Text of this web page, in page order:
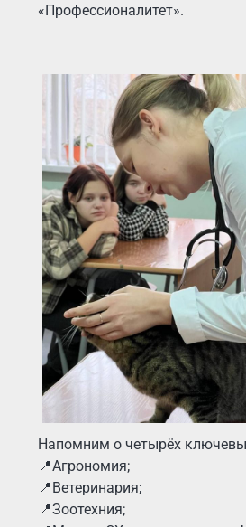
«Профессионалитет».
Напомним о четырёх
📍Агрономия;
📍Ветеринария;
📍Зоотехния;